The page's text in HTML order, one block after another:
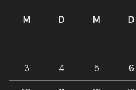
M D M D
3 4 5 6